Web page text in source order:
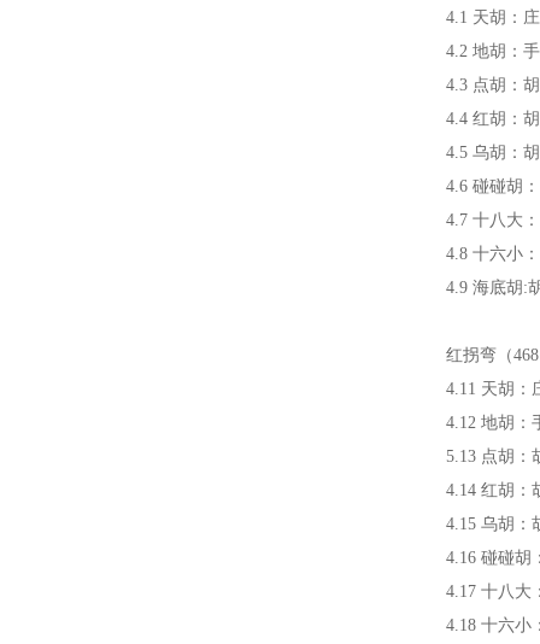
4.1 天胡：
4.2 地胡：
4.3 点胡：
4.4 红胡：
4.5 乌胡：
4.6 碰碰胡
4.7 十八大
4.8 十六小
4.9 海底胡:
红拐弯（
4.11 天胡：
4.12 地胡：
5.13 点胡：
4.14 红胡：
4.15 乌胡：
4.16 碰碰胡
4.17 十八大
4.18 十六小